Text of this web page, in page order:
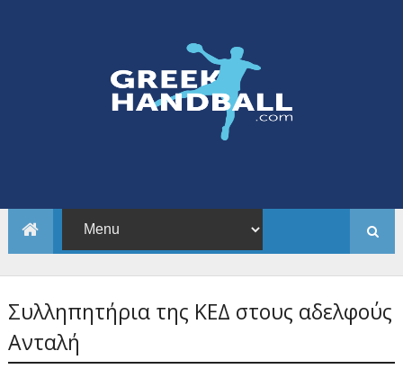
Συλληπητήρια της ΚΕΔ στους αδελφούς
Ανταλή